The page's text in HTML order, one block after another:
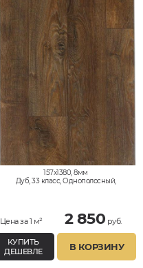
157x1380, 8мм
Дуб, 33 класс, Однополосный,
Цена за 1 м² 2 850 руб.
КУПИТЬ
ДЕШЕВЛЕ
В КОРЗИНУ